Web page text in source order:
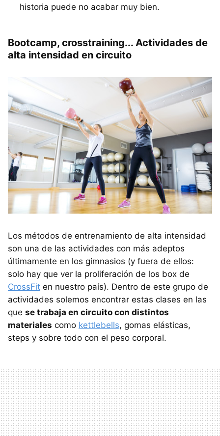
historia puede no acabar muy bien.
Bootcamp, crosstraining... Actividades de
alta intensidad en circuito
Los métodos de entrenamiento de alta intensidad
son una de las actividades con más adeptos
últimamente en los gimnasios (y fuera de ellos:
solo hay que ver la proliferación de los box de
CrossFit en nuestro país). Dentro de este grupo de
actividades solemos encontrar estas clases en las
que se trabaja en circuito con distintos
materiales como kettlebells, gomas elásticas,
steps y sobre todo con el peso corporal.